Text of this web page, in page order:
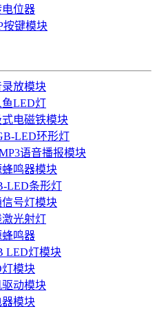
电位器
按键模块
录放模块
鱼LED灯
式电磁铁模块
LED环形灯
语音播报模块
蜂鸣器模块
LED条形灯
信号灯模块
激光射灯
蜂鸣器
LED灯模块
灯模块
驱动模块
器模块